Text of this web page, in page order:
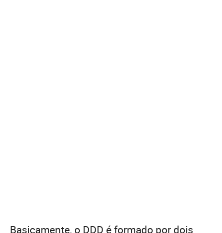
Basicamente, o DDD é formado por dois